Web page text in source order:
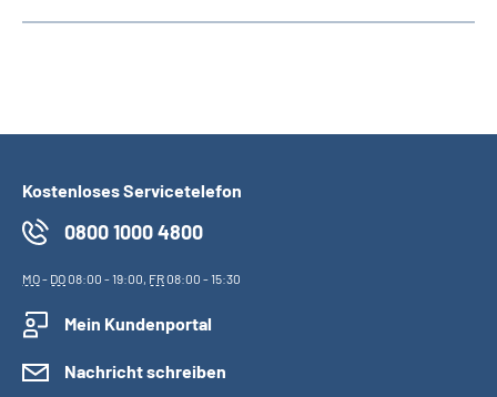
Kostenloses Servicetelefon
0800 1000 4800
MO- DO08:00 - 19:00, FR08:00 - 15:30
Mein Kundenportal
Nachricht schreiben